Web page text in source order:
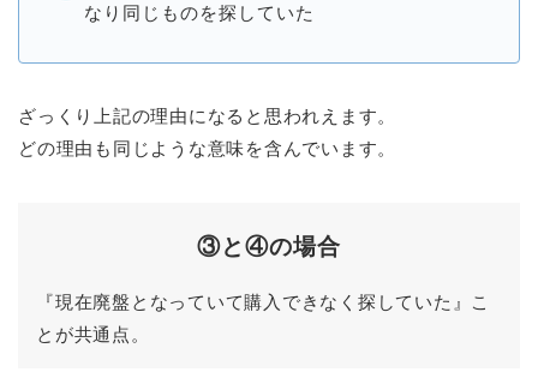
なり同じものを探していた
ざっくり上記の理由になると思われえます。
どの理由も同じような意味を含んでいます。
③と④の場合
『現在廃盤となっていて購入できなく探していた』こ
とが共通点。